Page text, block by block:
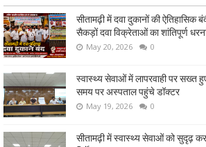
सीतामढ़ी में दवा दुकानों की
सैकड़ों दवा विक्रेताओं का शांतिपूर्ण
May 20, 2026 0
स्वास्थ्य सेवाओं में लापरवाही पर सख्त
समय पर अस्पताल पहुंचे डॉक्टर
May 19, 2026 0
सीतामढ़ी में स्वास्थ्य सेवाओं को सुदृढ़